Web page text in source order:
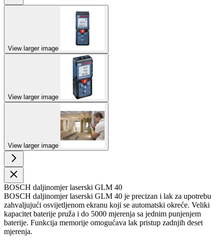
View larger image
View larger image
View larger image
BOSCH daljinomjer laserski GLM 40
BOSCH daljinomjer laserski GLM 40 je precizan i lak za upotrebu
zahvaljujući osvijetljenom ekranu koji se automatski okreće. Veliki
kapacitet baterije pruža i do 5000 mjerenja sa jednim punjenjem
baterije. Funkcija memorije omogućava lak pristup zadnjih deset
mjerenja.